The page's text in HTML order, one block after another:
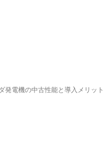
発電機の中古性能と導入メリット